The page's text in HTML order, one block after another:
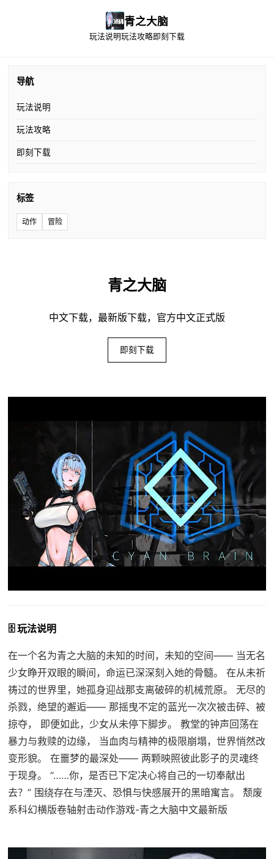
青之大脑
玩法说明玩法攻略即刻下载
导航
玩法说明
玩法攻略
即刻下载
标签
动作 冒险
青之大脑
中文下载，最新版下载，官方中文正式版
即刻下载
🗄️ 玩法说明
在一个名为青之大脑的未知的时间，未知的空间—— 当无名
少女睁开双眼的瞬间，命运已深深刻入她的骨髓。 在从未祈
祷过的世界里，她孤身迎战那支离破碎的机械荒原。 无尽的
杀戮，绝望的邂逅—— 那摇曳不定的蓝光一次次被击碎、被
掠夺， 即便如此，少女从未停下脚步。 教堂的钟声回荡在
暴力与救赎的边缘， 当血肉与精神的极限崩塌，世界悄然改
变形貌。 在噩梦的最深处—— 两颗映照彼此影子的灵魂终
于现身。 “……你，是否已下定决心将自己的一切奉献出
去？” 围绕存在与湮灭、恐惧与快感展开的黑暗寓言。 颓废
系科幻横版卷轴射击动作游戏-青之大脑中文最新版